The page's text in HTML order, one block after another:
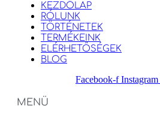
KEZDŐLAP
RÓLUNK
TÖRTÉNETEK
TERMÉKEINK
ELÉRHETŐSÉGEK
BLOG
Facebook-f Instagram
MENÜ